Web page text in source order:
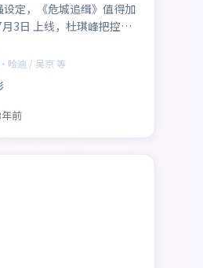
定，《危城追缉》值得加
3日 上线，杜琪峰把控整
·哈迪、吴京、刘亦菲组
在美国语境下讨论家庭、
耐人寻味。
哈迪 / 吴京 等
前